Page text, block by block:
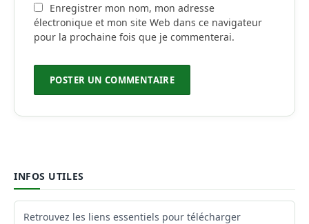
Enregistrer mon nom, mon adresse
électronique et mon site Web dans ce navigateur
pour la prochaine fois que je commenterai.
INFOS UTILES
Retrouvez les liens essentiels pour télécharger